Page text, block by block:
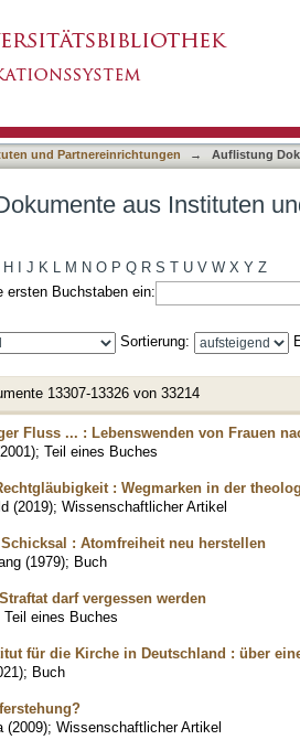
und Partnereinrichtungen → Auflistung
aus Instituten
H J K L M N O P Q R S T U V W X Y Z
ersten Buchstaben ein:
Sortierung:
13307-13326 von 33214
Fluss ... : Lebenswenden von Frauen
2001); Teil eines Buches
: Wegmarken in der
(2019); Wissenschaftlicher Artikel
: Atomfreiheit neu herstellen
(1979); Buch
darf vergessen werden
Teil eines Buches
für die Kirche in Deutschland : über
); Buch
(2009); Wissenschaftlicher Artikel